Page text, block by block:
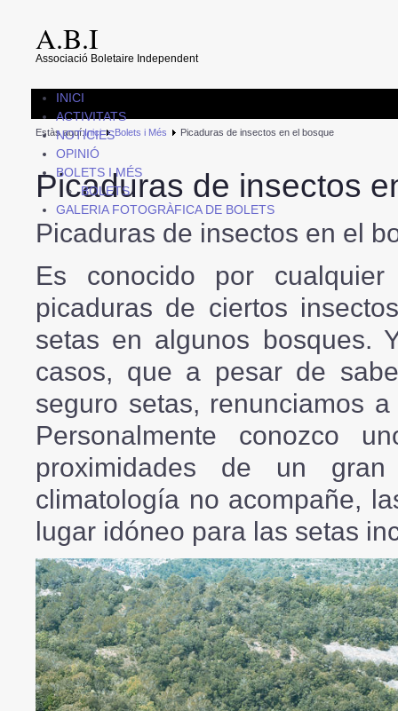
A.B.I
Associació Boletaire Independent
INICI
ACTIVITATS
NOTICIES
OPINIÓ
BOLETS I MÉS
BOLETS
GALERIA FOTOGRÀFICA DE BOLETS
Estàs aquí:Inici Bolets i Més Picaduras de insectos en el bosque
Picaduras de insectos
Picaduras de insectos en el
Es conocido por
picaduras de ciertos
setas en algunos bosques.
casos, que a pesar de
seguro setas, renunciamos
Personalmente conozco
proximidades de un
climatología no acompañe,
lugar idóneo para las setas